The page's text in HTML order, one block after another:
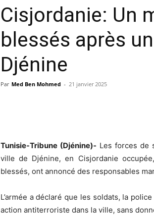
Cisjordanie: Un
blessés après
Djénine
Par Med Ben Mohmed - 21 janvier 2025
Tunisie-Tribune (Djénine)- Les forces de
ville de Djénine, en Cisjordanie
blessés, ont annoncé des responsables
L’armée a déclaré que les soldats, la
action antiterroriste dans la ville, sans